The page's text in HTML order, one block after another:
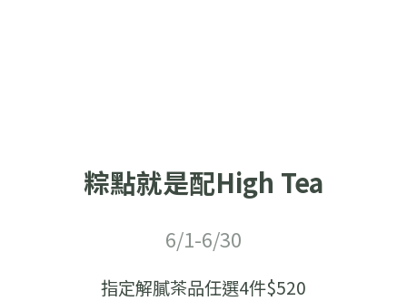
粽點就是配High Tea
6/1-6/30
指定解膩茶品任選4件$520